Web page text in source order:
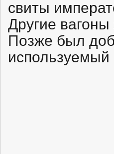
свиты
Другие
Позже был
используемый